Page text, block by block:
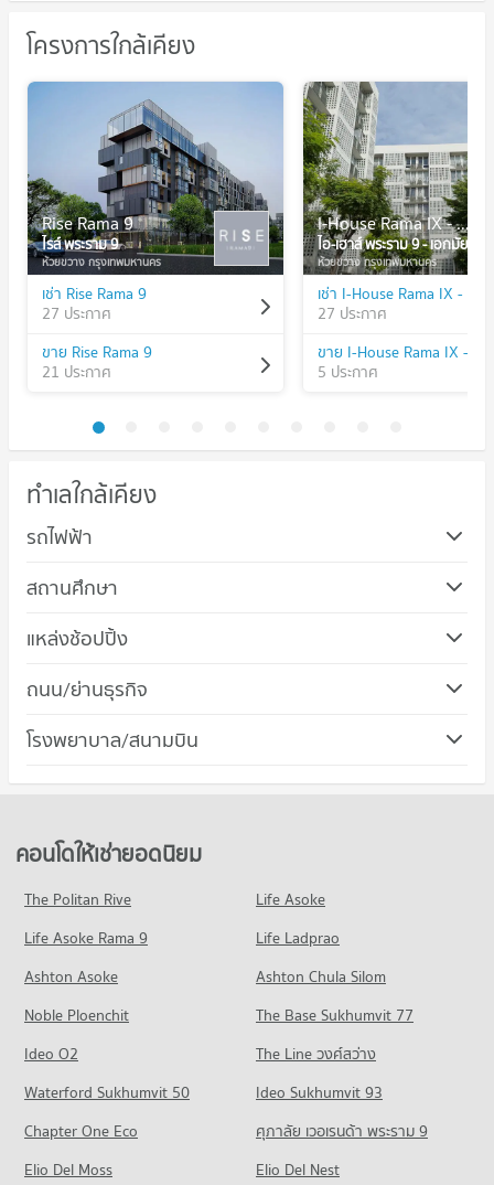
โครงการใกล้เคียง
Rise Rama 9
ไรส์ พระราม 9
ห้วยขวาง กรุงเทพมหานคร
เช่า Rise Rama 9
27 ประกาศ
ขาย Rise Rama 9
21 ประกาศ
I-House Rama IX - Ekamai
ไอ-เฮาส์ พระราม 9 - เอกมัย
ห้วยขวาง กรุงเทพมหานคร
เช่า I-House Rama IX -
27 ประกาศ
ขาย I-House Rama IX -
5 ประกาศ
ทำเลใกล้เคียง
รถไฟฟ้า
สถานศึกษา
คอนโด ม.ศรีนครินทรวิโรฒ วิทยาเขตประสานมิตร
คอนโดให้เช่า ม.ศรีนครินทรวิโรฒ วิทยาเขตประสานมิตร
มีคอนโดให้เช่า 57,050 ประกาศ
ขายคอนโด ม.ศรีนครินทรวิโรฒ วิทยาเขตประสานมิตร
248 โครงการ
คอนโดให้เช่า วิทยาลัยรัชต์ภาคย์เทคโนโลยีและการจัดการ
มีคอนโดให้เช่า 7,068 ประกาศ
มีคอนโดขาย 3,074 ประกาศ
คอนโด วิทยาลัยพณิชยการอินทราชัย
242 โครงการ
คอนโดให้เช่า วิทยาลัยพณิชยการอินทราชัย
มีคอนโดให้เช่า 5,603 ประกาศ
ขายคอนโด วิทยาลัยพณิชยการอินทราชัย
มีคอนโดขาย 2,609 ประกาศ
คอนโด วิทยาลัยเสนาธิการทหาร
แหล่งช้อปปิ้ง
คอนโด โรบินสัน รัชดาภิเษก
คอนโดให้เช่า โรบินสัน รัชดาภิเษก
คอนโด ดองกิ มอลล์ ทองหล่อ
มีคอนโดให้เช่า 49,230 ประกาศ
ขายคอนโด ดองกิ มอลล์ ทองหล่อ
มีคอนโดขาย 17,808 ประกาศ
257 โครงการ
คอนโดให้เช่า เมเจอร์ ฮอลลีวูด รามคำแหง
มีคอนโดขาย 2,119 ประกาศ
ถนน/ย่านธุรกิจ
คอนโด เขตห้วยขวาง
คอนโดให้เช่า เขตห้วยขวาง
ขายคอนโด เขตห้วยขวาง
มีคอนโดขาย 6,352 ประกาศ
คอนโด ถนนประดิษฐ์มนูธรรม
235 โครงการ
คอนโดให้เช่า ถนนประดิษฐ์มนูธรรม
มีคอนโดให้เช่า 811 ประกาศ
ขายคอนโด ถนนประดิษฐ์มนูธรรม
มีคอนโดขาย 565 ประกาศ
คอนโด ถนนจตุรทิศ
คอนโดให้เช่า ถนนจตุรทิศ
มีคอนโดให้เช่า 1,327 ประกาศ
โรงพยาบาล/สนามบิน
คอนโด รพ.พระราม 9
คอนโดให้เช่า รพ.พระราม 9
มีคอนโดให้เช่า 45,879 ประกาศ
ขายคอนโด รพ.พระราม 9
มีคอนโดขาย 16,283 ประกาศ
703 โครงการ
คอนโดให้เช่า รพ.คามิลเลียน
มีคอนโดขาย 19,397 ประกาศ
คอนโด รพ.กรุงเทพ
626 โครงการ
คอนโดให้เช่ายอดนิยม
The Politan Rive
Life Asoke
Life Asoke Rama 9
Life Ladprao
Ashton Asoke
Ashton Chula Silom
Noble Ploenchit
The Base Sukhumvit 77
Ideo O2
The Line วงศ์สว่าง
Waterford Sukhumvit 50
Ideo Sukhumvit 93
Chapter One Eco
ศุภาลัย เวอเรนด้า พระราม 9
Elio Del Moss
Elio Del Nest